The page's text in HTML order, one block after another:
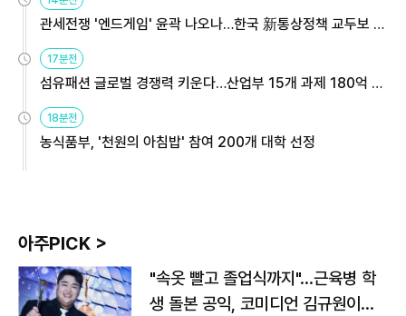
관세전쟁 '엔드게임' 윤곽 나오나…한국 新통상정책 교두보 활
용해야
17분전
섬유패션 글로벌 경쟁력 키운다…산업부 15개 과제 180억 지
원
18분전
농식품부, '천원의 아침밥' 참여 200개 대학 선정
아주PICK >
"속옷 빨고 졸업식까지"…근육병 학
생 돌본 공익, 코미디언 김규원이었